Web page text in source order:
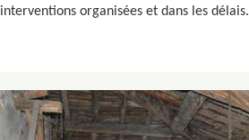
interventions organisées et dans les délais.